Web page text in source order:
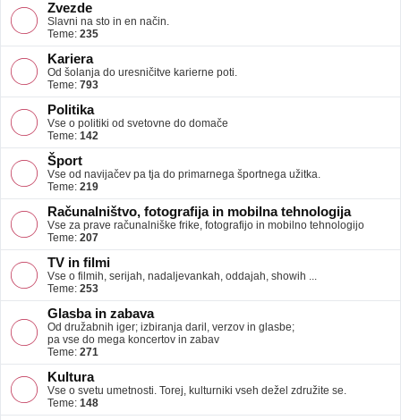
Zvezde
Slavni na sto in en način.
Teme: 235
Kariera
Od šolanja do uresničitve karierne poti.
Teme: 793
Politika
Vse o politiki od svetovne do domače
Teme: 142
Šport
Vse od navijačev pa tja do primarnega športnega užitka.
Teme: 219
Računalništvo, fotografija in mobilna tehnologija
Vse za prave računalniške frike, fotografijo in mobilno tehnologijo
Teme: 207
TV in filmi
Vse o filmih, serijah, nadaljevankah, oddajah, showih ...
Teme: 253
Glasba in zabava
Od družabnih iger; izbiranja daril, verzov in glasbe;
pa vse do mega koncertov in zabav
Teme: 271
Kultura
Vse o svetu umetnosti. Torej, kulturniki vseh dežel združite se.
Teme: 148